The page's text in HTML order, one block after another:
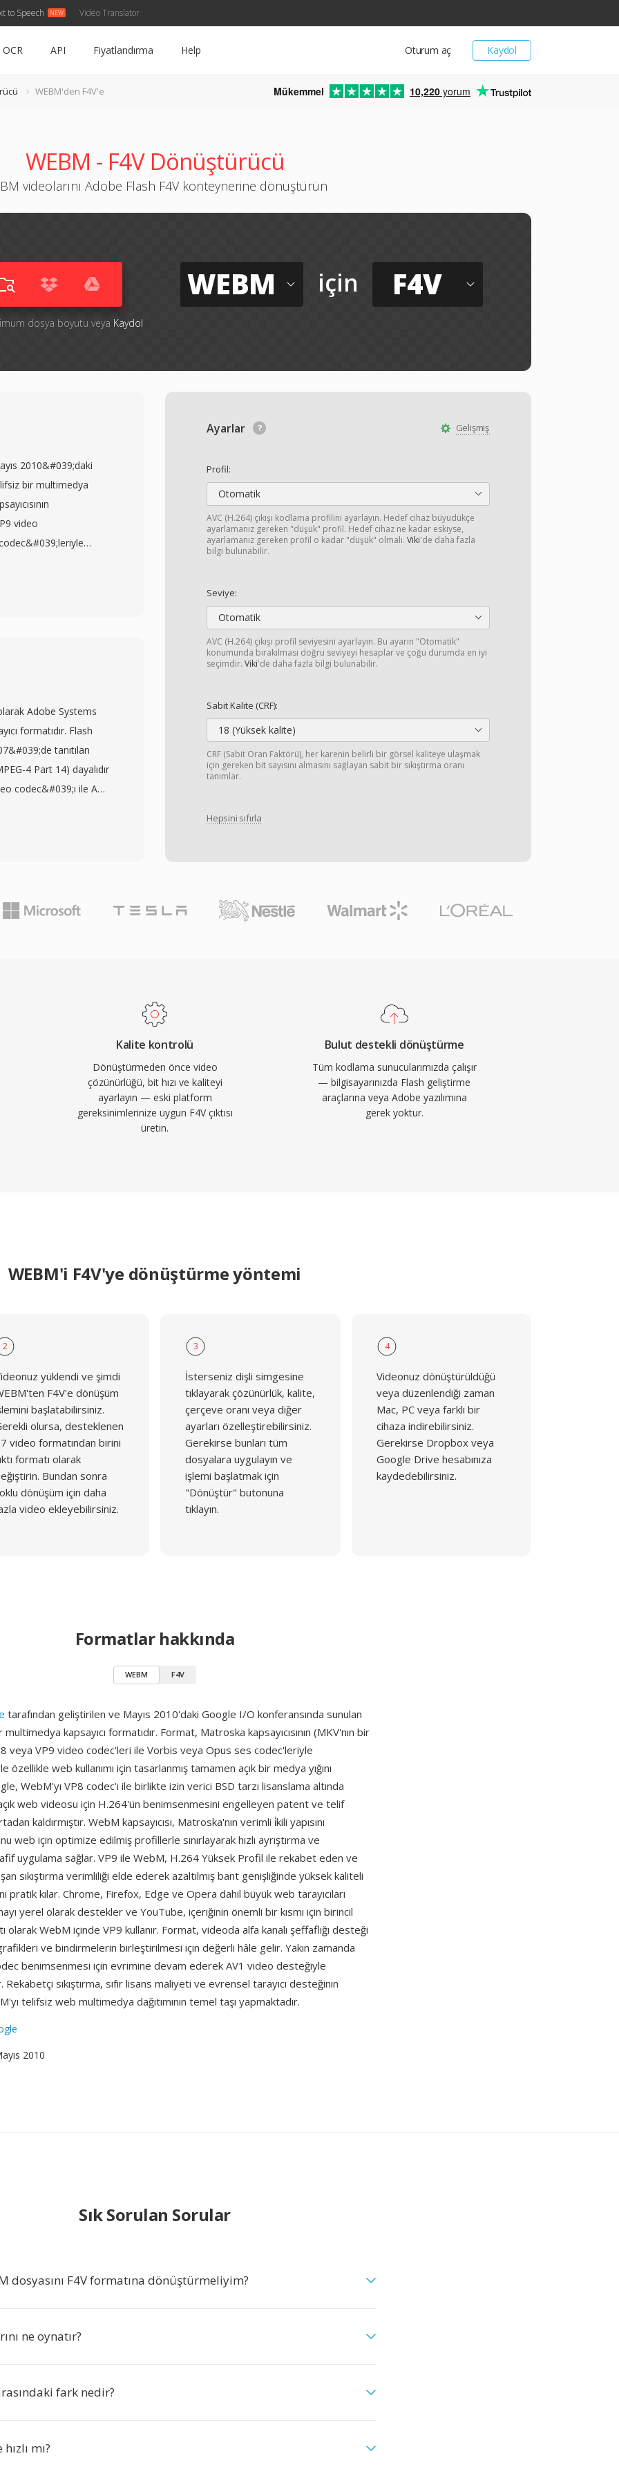
to Speech Video Translator
Kaydol
Oturum aç
OCR API Fiyatlandırma Help
WEBM'den F4V'e Mükemmel 10,220 yorum
WEBM - F4V Dönüştürücü
videolarını Adobe Flash F4V konteynerine dönüştürün
dosya boyutu veya Kaydol
WEBM için F4V
Gelişmiş
Ayarlar
Profil:
Otomatik
AVC (H.264) çıkışı kodlama profilini ayarlayın. Hedef cihaz büyüdükçe
ayarlamanız gereken "düşük" profil. Hedef cihaz ne kadar eskiyse,
ayarlamanız gereken profil o kadar "düşük" olmalı. Viki'de daha fazla
bilgi bulunabilir.
Seviye:
Otomatik
AVC (H.264) çıkışı profil seviyesini ayarlayın. Bu ayarın "Otomatik"
konumunda bırakılması doğru seviyeyi hesaplar ve çoğu durumda en iyi
seçimdir. Viki'de daha fazla bilgi bulunabilir.
Sabit Kalite (CRF):
18 (Yüksek kalite)
CRF (Sabit Oran Faktörü), her karenin belirli bir görsel kaliteye ulaşmak
için gereken bit sayısını almasını sağlayan sabit bir sıkıştırma oranı
tanımlar.
Hepsini sıfırla
2010&#039;daki
bir multimedya
video
tamamen
profillerle
eden ve
elde ederek azaltılmış
pratik kılar.
tarayıcıları WebM
içeriğinin önemli bir
içinde VP9 kullanır.
WebM&#039;yı
Adobe Systems
formatıdır. Flash
tanıtılan
4 Part 14) dayalıdır
codec&#039;ı ile AAC
kapsayıcı yapısı
gibi gelişmiş
bu yeni
aracılığıyla
hem de dinamik
Player&#039;ın
olsa da, MP4
modern araçlarla
Kalite kontrolü
Dönüştürmeden önce video
çözünürlüğü, bit hızı ve kaliteyi
ayarlayın — eski platform
gereksinimlerinize uygun F4V çıktısı
üretin.
Bulut destekli dönüştürme
Tüm kodlama sunucularımızda çalışır
— bilgisayarınızda Flash geliştirme
araçlarına veya Adobe yazılımına
gerek yoktur.
WEBM'i F4V'ye dönüştürme yöntemi
2
yüklendi ve şimdi
F4V'e dönüşüm
başlatabilirsiniz.
olursa, desteklenen
video formatından birini
formatı olarak
Bundan sonra
dönüşüm için daha
video ekleyebilirsiniz.
3
İsterseniz dişli simgesine
tıklayarak çözünürlük, kalite,
çerçeve oranı veya diğer
ayarları özelleştirebilirsiniz.
Gerekirse bunları tüm
dosyalara uygulayın ve
işlemi başlatmak için
"Dönüştür" butonuna
tıklayın.
4
Videonuz dönüştürüldüğü
veya düzenlendiği zaman
Mac, PC veya farklı bir
cihaza indirebilirsiniz.
Gerekirse Dropbox veya
Google Drive hesabınıza
kaydedebilirsiniz.
Formatlar hakkında
WEBM F4V
tarafından geliştirilen ve Mayıs 2010'daki Google I/O konferansında sunulan
kapsayıcı formatıdır. Format, Matroska kapsayıcısının (MKV'nın bir
veya VP9 video codec'leri ile Vorbis veya Opus ses codec'leriyle
özellikle web kullanımı için tasarlanmış tamamen açık bir medya yığını
WebM'yı VP8 codec'ı ile birlikte izin verici BSD tarzı lisanslama altında
web videosu için H.264'ün benimsenmesini engelleyen patent ve telif
kaldırmıştır. WebM kapsayıcısı, Matroska'nın verimli i̇kili yapısını
web için optimize edilmiş profillerle sınırlayarak hızlı ayrıştırma ve
uygulama sağlar. VP9 ile WebM, H.264 Yüksek Profil ile rekabet eden ve
sıkıştırma verimliliği elde ederek azaltılmış bant genişliğinde yüksek kaliteli
pratik kılar. Chrome, Firefox, Edge ve Opera dahil büyük web tarayıcıları
yerel olarak destekler ve YouTube, içeriğinin önemli bir kısmı için birincil
olarak WebM içinde VP9 kullanır. Format, videoda alfa kanalı şeffaflığı desteği
ve bindirmelerin birleştirilmesi için değerli hâle gelir. Yakın zamanda
benimsenmesi için evrimine devam ederek AV1 video desteğiyle
sıkıştırma, sıfır lisans maliyeti ve evrensel tarayıcı desteğinin
telifsiz web multimedya dağıtımının temel taşı yapmaktadır.
2010
Sık Sorulan Sorular
dosyasını F4V formatına dönüştürmeliyim?
ne oynatır?
fark nedir?
mı?